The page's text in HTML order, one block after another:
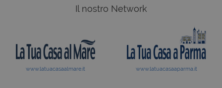
Il nostro Network
www.latuacasaalmare.it www.latuacasaaparma.it